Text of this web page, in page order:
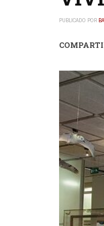
PUBLICADO POR